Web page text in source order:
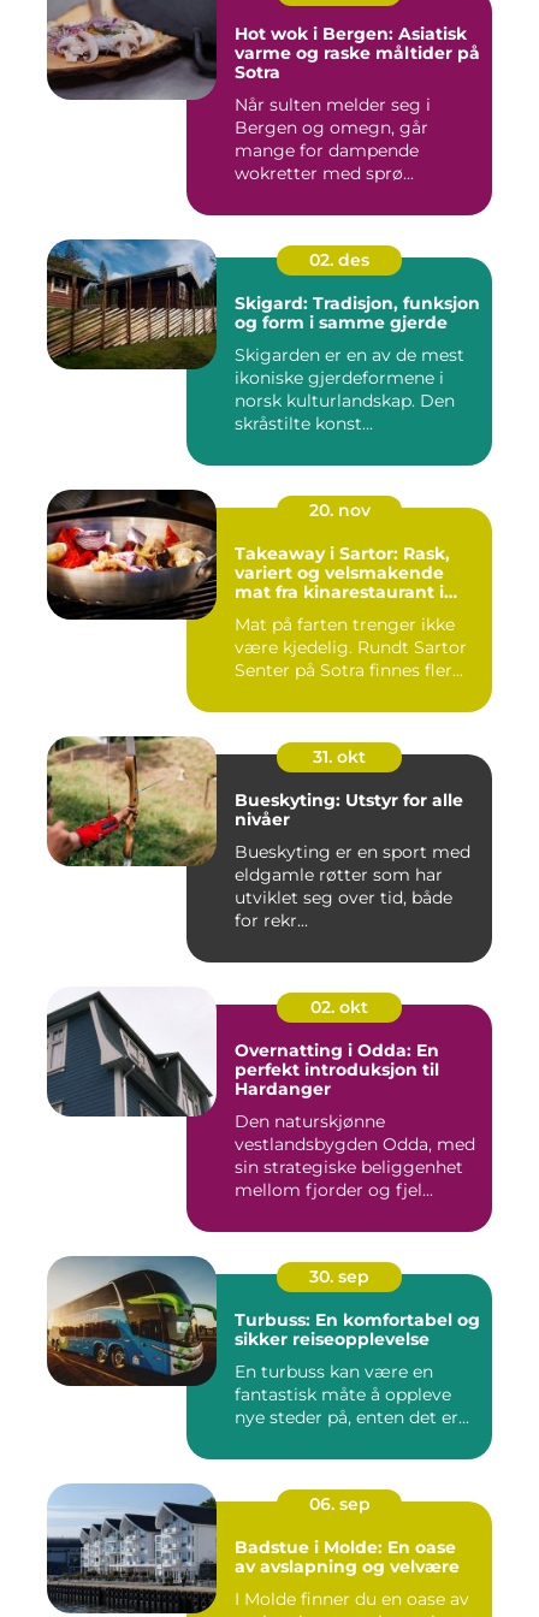
Hot wok i Bergen: Asiatisk
varme og raske måltider på
Sotra
Når sulten melder seg i
Bergen og omegn, går
mange for dampende
wokretter med sprø...
02. des
Skigard: Tradisjon, funksjon
og form i samme gjerde
Skigarden er en av de mest
ikoniske gjerdeformene i
norsk kulturlandskap. Den
skråstilte konst...
20. nov
Takeaway i Sartor: Rask,
variert og velsmakende
mat fra kinarestaurant i
Mat på farten trenger ikke
være kjedelig. Rundt Sartor
Senter på Sotra finnes fler...
31. okt
Bueskyting: Utstyr for alle
nivåer
Bueskyting er en sport med
eldgamle røtter som har
utviklet seg over tid, både
for rekr...
02. okt
Overnatting i Odda: En
perfekt introduksjon til
Hardanger
Den naturskjønne
vestlandsbygden Odda, med
sin strategiske beliggenhet
mellom fjorder og fjel...
30. sep
Turbuss: En komfortabel og
sikker reiseopplevelse
En turbuss kan være en
fantastisk måte å oppleve
nye steder på, enten det er...
06. sep
Badstue i Molde: En oase
av avslapning og velvære
I Molde finner du en oase av